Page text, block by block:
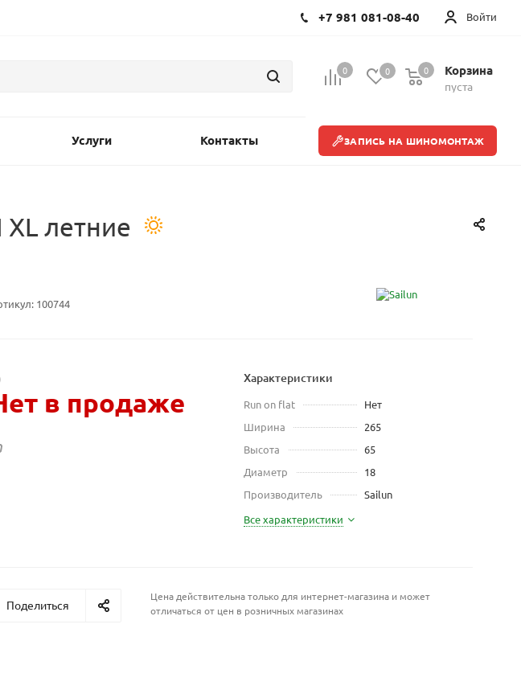
Войти
+7 981 081-08-40
0 0 Корзина
пуста
0
Услуги Контакты ЗАПИСЬ НА ШИНОМОНТАЖ
летние
100744
в продаже
Характеристики
Run on flat
Нет
Ширина
265
Высота
65
Диаметр
18
Производитель
Sailun
Все характеристики
Поделиться
Цена действительна только для интернет-магазина и может
отличаться от цен в розничных магазинах